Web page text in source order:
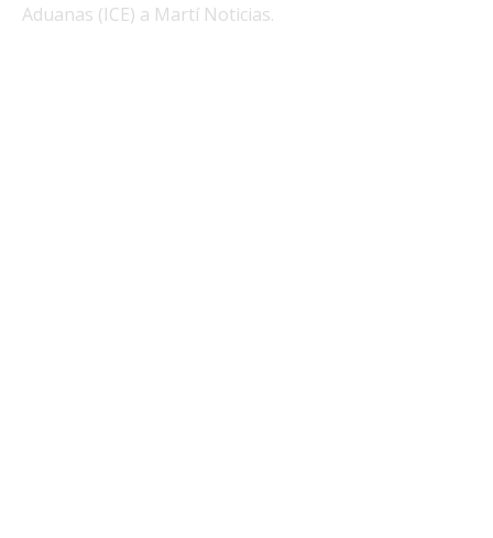
Aduanas (ICE) a Martí Noticias.